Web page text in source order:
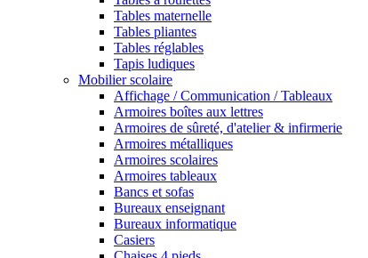
Tables maternelle
Tables pliantes
Tables réglables
Tapis ludiques
Mobilier scolaire
Affichage / Communication / Tableaux
Armoires boîtes aux lettres
Armoires de sûreté, d'atelier & infirmerie
Armoires métalliques
Armoires scolaires
Armoires tableaux
Bancs et sofas
Bureaux enseignant
Bureaux informatique
Casiers